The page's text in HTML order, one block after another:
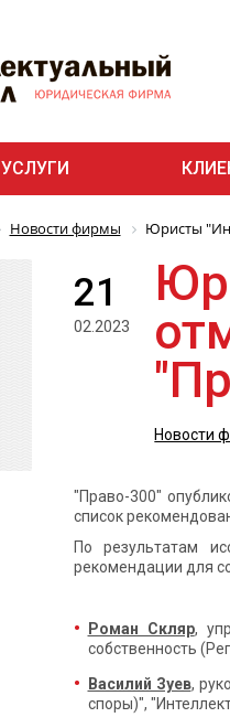
УСЛУГИ
Новости фирмы Юристы
21
02.2023
Новости
"Право-300"
список
По результатам
рекомендации для
Роман Скляр,
собственность
Василий Зуев,
споры)",